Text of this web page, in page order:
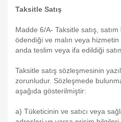
Taksitle Satış
Madde 6/A- Taksitle satış,
ödendiği ve malın veya
anda teslim veya ifa edildiği
Taksitle satış sözleşmesinin
zorunludur. Sözleşmede
aşağıda gösterilmiştir:
a) Tüketicinin ve satıcı veya